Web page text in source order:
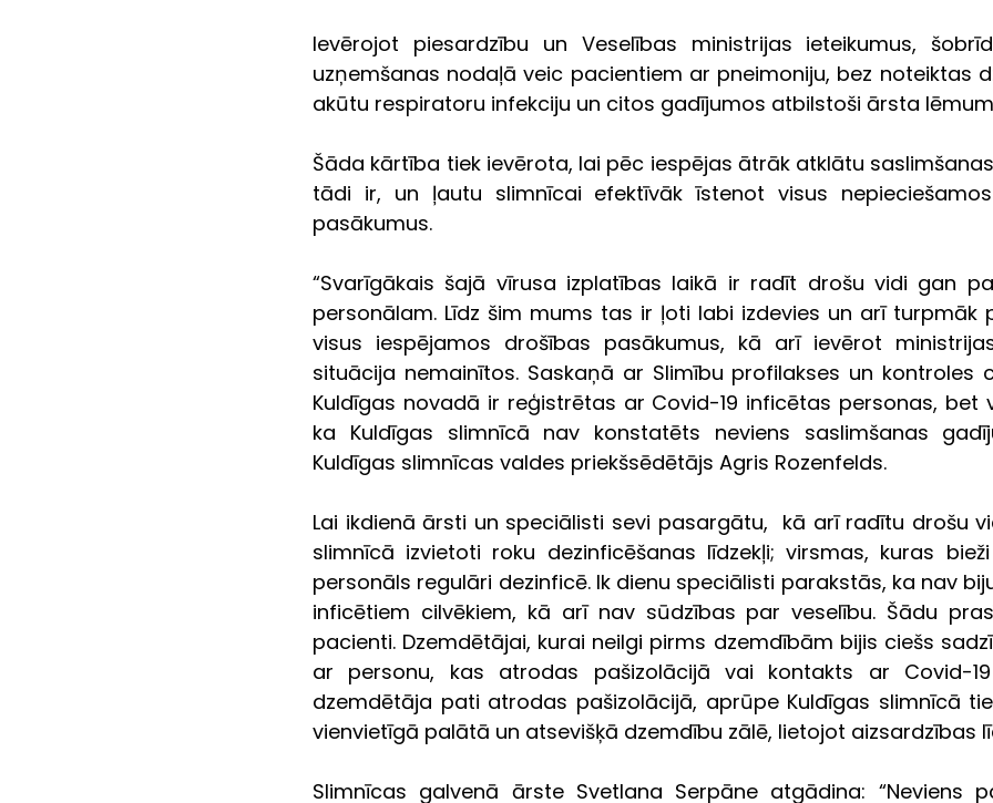
Ievērojot piesardzību un Veselības ministrijas ieteikumus,
uzņemšanas nodaļā veic pacientiem ar pneimoniju, bez noteiktas
akūtu respiratoru infekciju un citos gadījumos atbilstoši ārsta
Šāda kārtība tiek ievērota, lai pēc iespējas ātrāk atklātu
tādi ir, un ļautu slimnīcai efektīvāk īstenot visus
pasākumus.
“Svarīgākais šajā vīrusa izplatības laikā ir radīt drošu vidi gan
personālam. Līdz šim mums tas ir ļoti labi izdevies un arī turpmāk
visus iespējamos drošības pasākumus, kā arī ievērot
situācija nemainītos. Saskaņā ar Slimību profilakses un kontroles
Kuldīgas novadā ir reģistrētas ar Covid-19 inficētas personas, bet
ka Kuldīgas slimnīcā nav konstatēts neviens saslimšanas
Kuldīgas slimnīcas valdes priekšsēdētājs Agris Rozenfelds.
Lai ikdienā ārsti un speciālisti sevi pasargātu,  kā arī radītu drošu
slimnīcā izvietoti roku dezinficēšanas līdzekļi; virsmas, kuras
personāls regulāri dezinficē. Ik dienu speciālisti parakstās, ka nav
inficētiem cilvēkiem, kā arī nav sūdzības par veselību. Šādu
pacienti. Dzemdētājai, kurai neilgi pirms dzemdībām bijis ciešs
ar personu, kas atrodas pašizolācijā vai kontakts ar Covid-
dzemdētāja pati atrodas pašizolācijā, aprūpe Kuldīgas slimnīcā
vienvietīgā palātā un atsevišķā dzemdību zālē, lietojot aizsardzības
Slimnīcas galvenā ārste Svetlana Serpāne atgādina: “Neviens